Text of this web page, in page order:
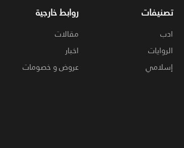
تصنيفات
ادب
الروايات
إسلامي
روابط خارجية
مقالات
اخبار
عروض و خصومات